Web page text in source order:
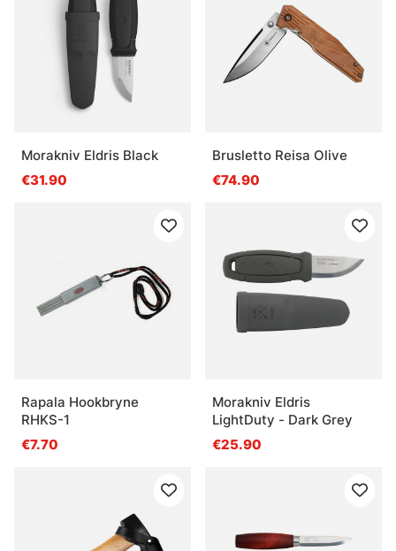
Morakniv Eldris Black
€31.90
Brusletto Reisa Olive
€74.90
Rapala Hookbryne
RHKS-1
€7.70
Morakniv Eldris
LightDuty - Dark Grey
€25.90